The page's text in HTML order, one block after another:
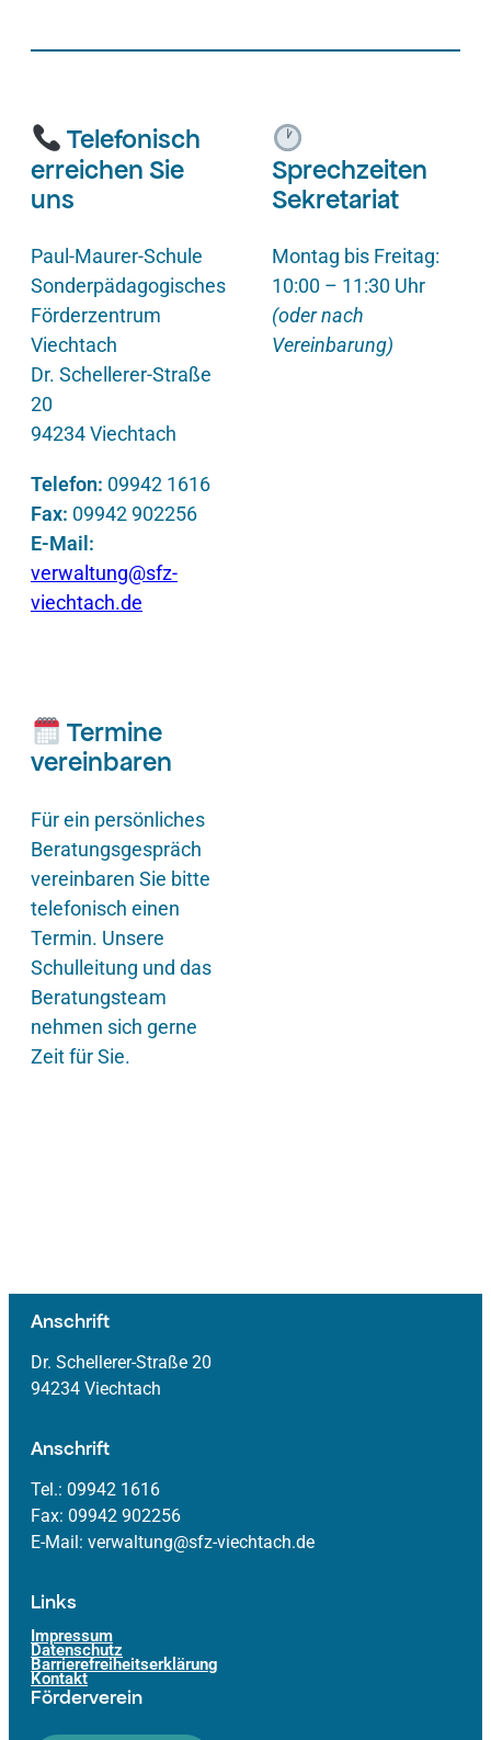
Telefonisch
erreichen Sie
uns
Paul-Maurer-Schule
Sonderpädagogisches
Förderzentrum
Viechtach
Dr. Schellerer-Straße
20
94234 Viechtach
Telefon: 09942 1616
Fax: 09942 902256
E-Mail:
verwaltung@sfz-
viechtach.de
Sprechzeiten
Sekretariat
Montag bis Freitag:
10:00 – 11:30 Uhr
(oder nach
Vereinbarung)
Termine
vereinbaren
Für ein persönliches
Beratungsgespräch
vereinbaren Sie bitte
telefonisch einen
Termin. Unsere
Schulleitung und das
Beratungsteam
nehmen sich gerne
Zeit für Sie.
Anschrift
Dr. Schellerer-Straße 20
94234 Viechtach
Anschrift
Tel.: 09942 1616
Fax: 09942 902256
E-Mail: verwaltung@sfz-viechtach.de
Links
Impressum
Datenschutz
Barrierefreiheitserklärung
Kontakt
Förderverein